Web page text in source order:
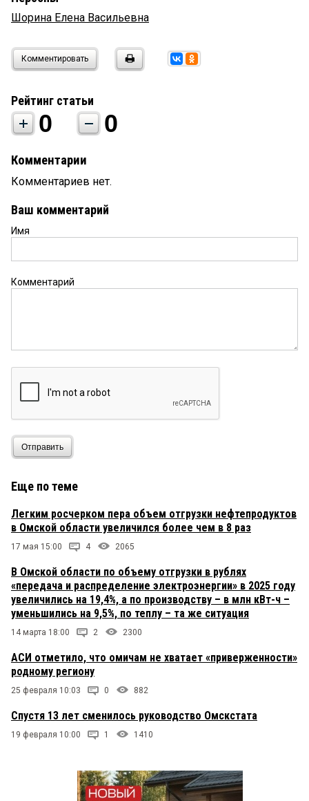
Шорина Елена Васильевна
Комментировать
Рейтинг статьи
0 0
Комментарии
Комментариев нет.
Ваш комментарий
Имя
Комментарий
Отправить
Еще по теме
Легким росчерком пера объем отгрузки нефтепродуктов
в Омской области увеличился более чем в 8 раз
17 мая 15:00 4 2065
В Омской области по объему отгрузки в рублях
«передача и распределение электроэнергии» в 2025 году
увеличились на 19,4%, а по производству – в млн кВт-ч –
уменьшились на 9,5%, по теплу – та же ситуация
14 марта 18:00 2 2300
АСИ отметило, что омичам не хватает «приверженности»
родному региону
25 февраля 10:03 0 882
Спустя 13 лет сменилось руководство Омскстата
19 февраля 10:00 1 1410